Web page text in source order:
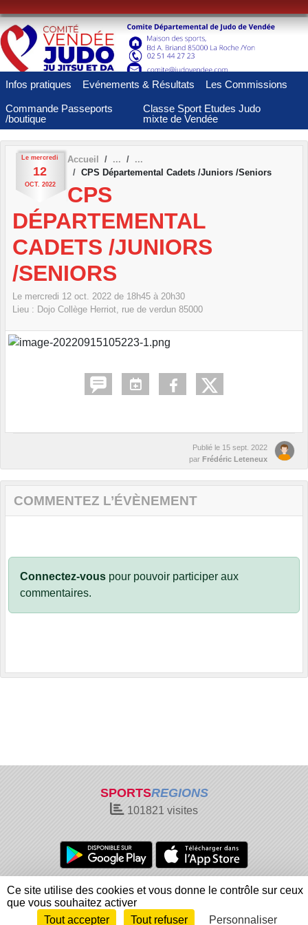
Infos pratiques Evénements & Résultats Les Commissions
Commande Passeports
/boutique
Classe Sport Etudes Judo
mixte de Vendée
Le mercredi
12
OCT. 2022
Accueil
CPS Départemental Cadets /Juniors /Seniors
CPS
DÉPARTEMENTAL
CADETS /JUNIORS
/SENIORS
Le mercredi 12 oct. 2022 de 18h45 à 20h30
Lieu : Dojo Collège Herriot, rue de verdun 85000
Publié le 15 sept. 2022
par Frédéric Leteneux
COMMENTEZ L’ÉVÈNEMENT
Connectez-vous pour pouvoir participer aux
commentaires.
SPORTSREGIONS
101821 visites
Charte cookies
Gestion des cookies
Informations légales
Signaler un contenu inapproprié
Envie de participer ?
Connexion
Ce site utilise des cookies et vous donne le contrôle sur ceux
que vous souhaitez activer
Tout accepter
Tout refuser Personnaliser